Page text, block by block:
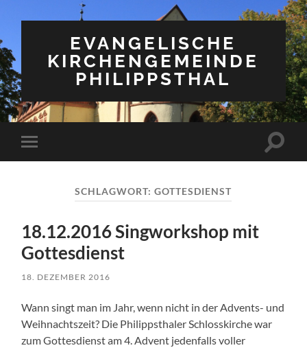
EVANGELISCHE
KIRCHENGEMEINDE
PHILIPPSTHAL
Mobile-
Menü
SCHLAGWORT:GOTTESDIENST
18.12.2016 Singworkshop mit
Gottesdienst
18. DEZEMBER 2016
Wann singt man im Jahr, wenn nicht in der Advents- und
Weihnachtszeit? Die Philippsthaler Schlosskirche war
zum Gottesdienst am 4. Advent jedenfalls voller